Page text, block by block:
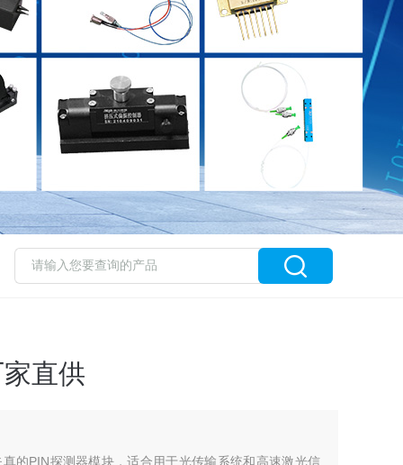
直供
的PIN探测器模块，适合用于光传输系统和高速激光信